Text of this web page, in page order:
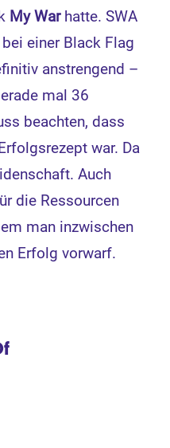
My Warhatte. SWA
einer Black Flag
anstrengend –
mal 36
beachten, dass
war. Da
Auch
die Ressourcen
man inzwischen
Erfolg vorwarf.